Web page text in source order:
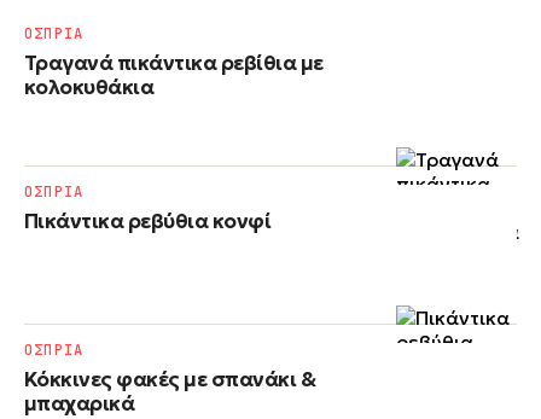
Τραγανά πικάντικα ρεβίθια με
κολοκυθάκια
ΟΣΠΡΙΑ
Πικάντικα ρεβύθια κονφί
ΟΣΠΡΙΑ
Κόκκινες φακές με σπανάκι &
μπαχαρικά
ΟΣΠΡΙΑ